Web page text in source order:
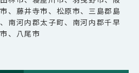
、藤井寺市、松原市、三島郡島
南河内郡太子町、南河内郡千早
、八尾市